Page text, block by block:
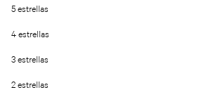
5 estrellas
4 estrellas
3 estrellas
2 estrellas